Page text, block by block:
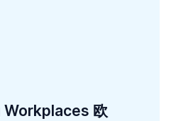
欧